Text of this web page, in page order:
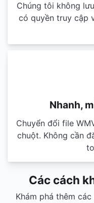
Chúng tôi không
có quyền truy cập
Nhanh,
Chuyển đổi file
chuột. Không cần
Các cách
Khám phá thêm